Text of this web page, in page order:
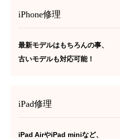
iPhone修理
最新モデルはもちろんの事、
古いモデルも対応可能！
iPad修理
iPad AirやiPad miniなど、